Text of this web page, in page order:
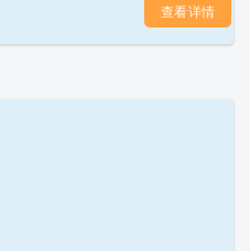
查看详情